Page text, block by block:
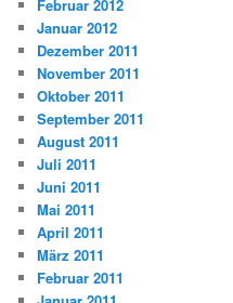
Februar 2012
Januar 2012
Dezember 2011
November 2011
Oktober 2011
September 2011
August 2011
Juli 2011
Juni 2011
Mai 2011
April 2011
März 2011
Februar 2011